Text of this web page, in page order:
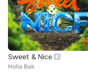
Sweet & Nice
Holla Bak